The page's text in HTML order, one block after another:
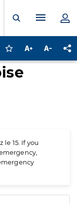
Ouvrir laMenu
Connectez-vous
Augmenter la
le 15. If you